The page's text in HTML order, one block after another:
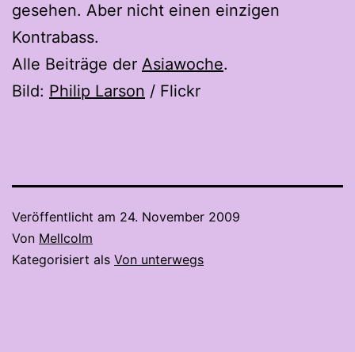
gesehen. Aber nicht einen einzigen
Kontrabass.
Alle Beiträge der Asiawoche.
Bild: Philip Larson / Flickr
Veröffentlicht am 24. November 2009
Von Mellcolm
Kategorisiert als Von unterwegs